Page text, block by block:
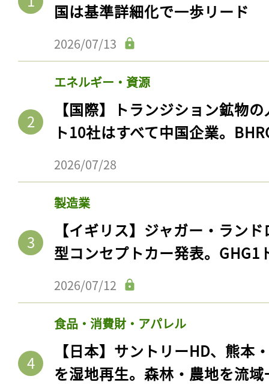
国は基準詳細化で一歩リード
2026/07/13
エネルギー・資源
【国際】トランジション鉱物
ト10社はすべて中国企業。
2026/07/28
製造業
【イギリス】ジャガー・ラン
型コンセプトカー発表。GHG1
2026/07/12
食品・消費財・アパレル
【日本】サントリーHD、熊本
を湿地再生。森林・農地を流